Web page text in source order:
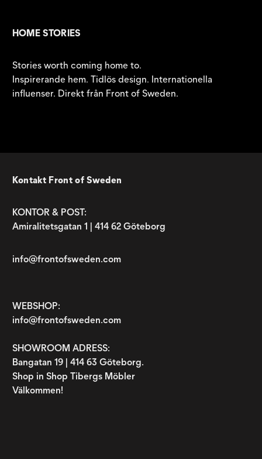
HOME STORIES
Stories worth coming home to.
Inspirerande hem. Tidlös design. Internationella
influenser. Direkt från Front of Sweden.
Kontakt Front of Sweden
KONTOR & POST:
Amiralitetsgatan 1 | 414 62 Göteborg
info@frontofsweden.com
WEBSHOP:
info@frontofsweden.com
SHOWROOM ADRESS:
Bangatan 19 | 414 63 Göteborg.
Shop in Shop Tibergs Möbler
Välkommen!